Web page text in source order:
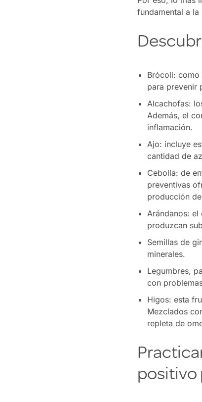
fundamental a
Brócoli: como
para prevenir
Alcachofas:
Además, el
inflamación.
Ajo: incluye
cantidad de
Cebolla: de
preventivas
producción
Arándanos: el
produzcan
Semillas de
minerales.
Legumbres,
con
Higos: esta
Mezclados
repleta de
positivo